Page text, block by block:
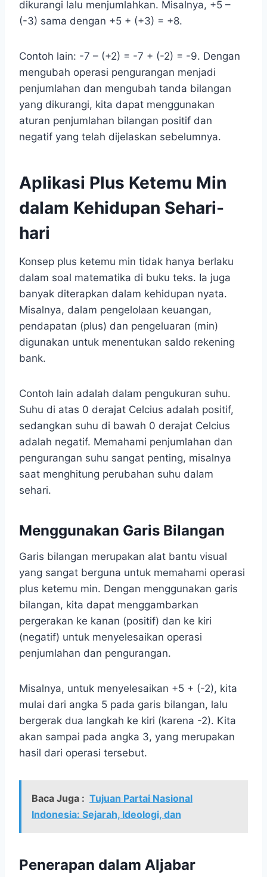
dikurangi lalu menjumlahkan. Misalnya, +5 –
(-3) sama dengan +5 + (+3) = +8.
Contoh lain: -7 – (+2) = -7 + (-2) = -9. Dengan
mengubah operasi pengurangan menjadi
penjumlahan dan mengubah tanda bilangan
yang dikurangi, kita dapat menggunakan
aturan penjumlahan bilangan positif dan
negatif yang telah dijelaskan sebelumnya.
Aplikasi Plus Ketemu Min
dalam Kehidupan Sehari-
hari
Konsep plus ketemu min tidak hanya berlaku
dalam soal matematika di buku teks. Ia juga
banyak diterapkan dalam kehidupan nyata.
Misalnya, dalam pengelolaan keuangan,
pendapatan (plus) dan pengeluaran (min)
digunakan untuk menentukan saldo rekening
bank.
Contoh lain adalah dalam pengukuran suhu.
Suhu di atas 0 derajat Celcius adalah positif,
sedangkan suhu di bawah 0 derajat Celcius
adalah negatif. Memahami penjumlahan dan
pengurangan suhu sangat penting, misalnya
saat menghitung perubahan suhu dalam
sehari.
Menggunakan Garis Bilangan
Garis bilangan merupakan alat bantu visual
yang sangat berguna untuk memahami operasi
plus ketemu min. Dengan menggunakan garis
bilangan, kita dapat menggambarkan
pergerakan ke kanan (positif) dan ke kiri
(negatif) untuk menyelesaikan operasi
penjumlahan dan pengurangan.
Misalnya, untuk menyelesaikan +5 + (-2), kita
mulai dari angka 5 pada garis bilangan, lalu
bergerak dua langkah ke kiri (karena -2). Kita
akan sampai pada angka 3, yang merupakan
hasil dari operasi tersebut.
Baca Juga : Tujuan Partai Nasional
Indonesia: Sejarah, Ideologi, dan
Penerapan dalam Aljabar